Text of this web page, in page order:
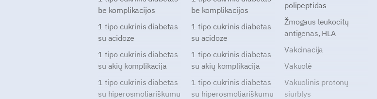
be komplikacijos
1 tipo cukrinis diabetas
su acidoze
1 tipo cukrinis diabetas
su akių komplikacija
1 tipo cukrinis diabetas
su hiperosmoliariškumu
be komplikacijos
1 tipo cukrinis diabetas
su acidoze
1 tipo cukrinis diabetas
su akių komplikacija
1 tipo cukrinis diabetas
su hiperosmoliariškumu
polipeptidas
Žmogaus leukocitų
antigenas, HLA
Vakcinacija
Vakuolė
Vakuolinis protonų
siurblys